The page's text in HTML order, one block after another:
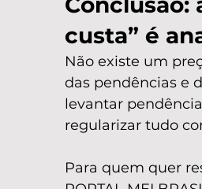
custa” é
Não existe um
das pendências e
levantar
regularizar tudo
Para quem quer